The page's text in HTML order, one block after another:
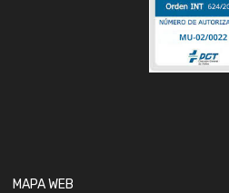
MAPA WEB